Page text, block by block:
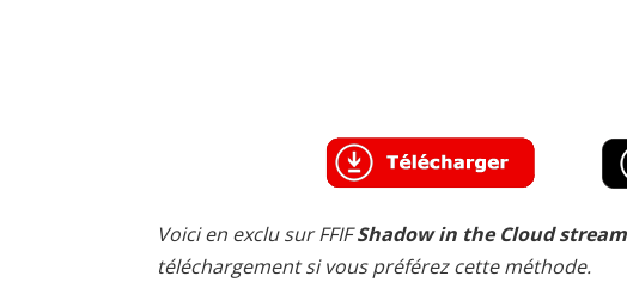
Voici en exclu sur FFIFShadow in the Cloud
téléchargement si vous préférez cette méthode.